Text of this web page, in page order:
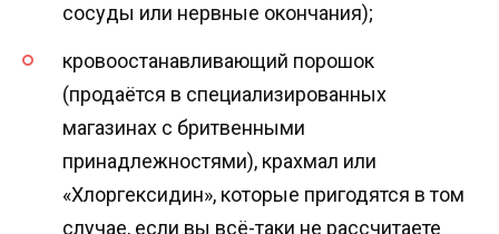
сосуды или нервные окончания);
кровоостанавливающий порошок
(продаётся в специализированных
магазинах с бритвенными
принадлежностями), крахмал или
«Хлоргексидин», которые пригодятся в том
случае, если вы всё-таки не рассчитаете